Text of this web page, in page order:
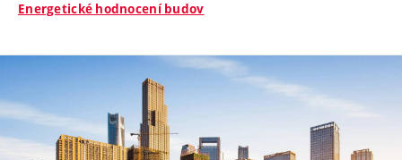
Energetické hodnocení budov